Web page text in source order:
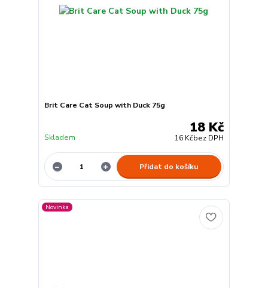
Brit Care Cat Soup with Duck 75g
18 Kč
16 Kčbez DPH
Skladem
Přidat do košíku
Novinka